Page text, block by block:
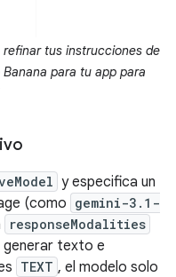
refinar tus instrucciones de
para tu app para
y especifica un
(como gemini-3.1-
responseModalities
generar texto e
TEXT , el modelo solo